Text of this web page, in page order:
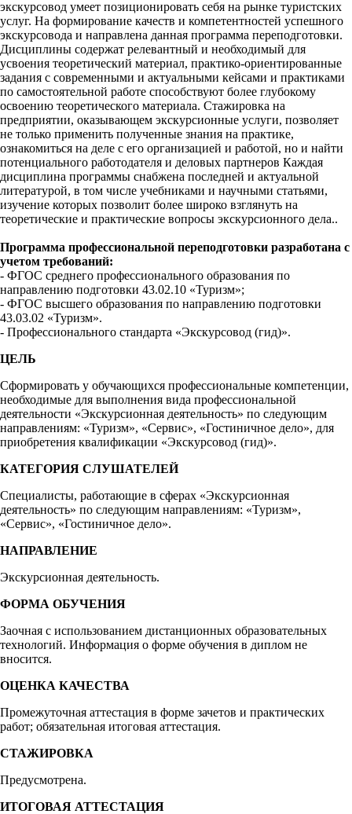
экскурсовод умеет позиционировать себя на рынке туристских
услуг. На формирование качеств и компетентностей успешного
экскурсовода и направлена данная программа переподготовки.
Дисциплины содержат релевантный и необходимый для
усвоения теоретический материал, практико-ориентированные
задания с современными и актуальными кейсами и практиками
по самостоятельной работе способствуют более глубокому
освоению теоретического материала. Стажировка на
предприятии, оказывающем экскурсионные услуги, позволяет
не только применить полученные знания на практике,
ознакомиться на деле с его организацией и работой, но и найти
потенциального работодателя и деловых партнеров Каждая
дисциплина программы снабжена последней и актуальной
литературой, в том числе учебниками и научными статьями,
изучение которых позволит более широко взглянуть на
теоретические и практические вопросы экскурсионного дела..
Программа профессиональной переподготовки разработана с
учетом требований:
- ФГОС среднего профессионального образования по
направлению подготовки 43.02.10 «Туризм»;
- ФГОС высшего образования по направлению подготовки
43.03.02 «Туризм».
- Профессионального стандарта «Экскурсовод (гид)».
ЦЕЛЬ
Сформировать у обучающихся профессиональные компетенции,
необходимые для выполнения вида профессиональной
деятельности «Экскурсионная деятельность» по следующим
направлениям: «Туризм», «Сервис», «Гостиничное дело», для
приобретения квалификации «Экскурсовод (гид)».
КАТЕГОРИЯ СЛУШАТЕЛЕЙ
Специалисты, работающие в сферах «Экскурсионная
деятельность» по следующим направлениям: «Туризм»,
«Сервис», «Гостиничное дело».
НАПРАВЛЕНИЕ
Экскурсионная деятельность.
ФОРМА ОБУЧЕНИЯ
Заочная с использованием дистанционных образовательных
технологий. Информация о форме обучения в диплом не
вносится.
ОЦЕНКА КАЧЕСТВА
Промежуточная аттестация в форме зачетов и практических
работ; обязательная итоговая аттестация.
СТАЖИРОВКА
Предусмотрена.
ИТОГОВАЯ АТТЕСТАЦИЯ